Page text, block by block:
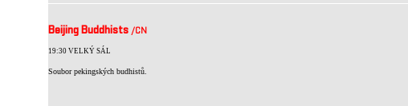
Beijing Buddhists /CN
19:30 VELKÝ SÁL
Soubor pekingských budhistů.